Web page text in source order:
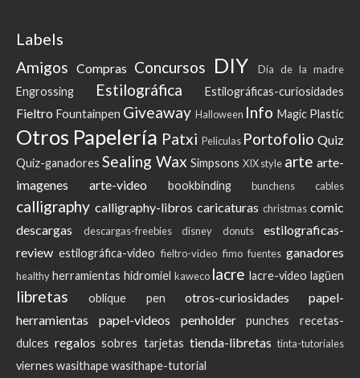
Labels
Amigos Compras Concursos DIY Día de la madre
Engrossing Estilográfica Estilográficas-curiosidades
Fieltro Fountainpen Giveaway Halloween Info Magic Plastic
Otros Papelería Patxi Peliculas Portofolio Quiz
Quiz-ganadores Sealing Wax Simpsons XIX style arte arte-
imagenes
arte-video bookbinding bunchens cables
calligraphy calligraphy-libros caricaturas christmas comic
descargas
descargas-freebies disney donuts
estilograficas-
review estilográfica-video fieltro-video fimo fuentes ganadores
healthyherramientas hidromiel kaweco lacre lacre-video lagüen
libretas oblique pen otros-curiosidades
papel-
herramientas
papel-videos penholder punches
recetas-
dulces regalos sobres tarjetas tienda-libretas tinta-tutoriales
viernes wasithapewasithape-tutorial